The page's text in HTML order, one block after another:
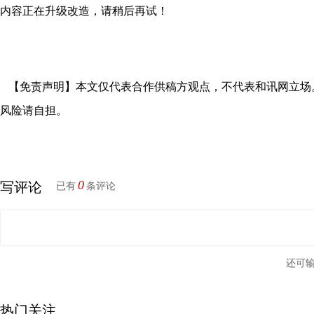
内容正在升级改造，请稍后再试！
【免责声明】本文仅代表合作供稿方观点，不代表和讯网立
风险请自担。
写评论 已有 0 条评论
还可
热门关注